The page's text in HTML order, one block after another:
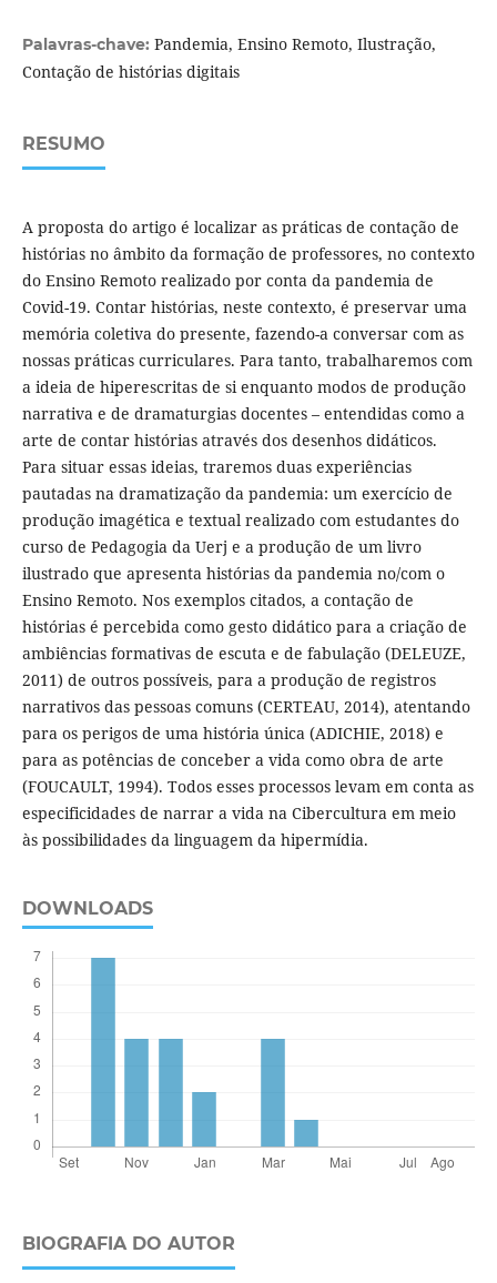
Palavras-chave: Pandemia, Ensino Remoto, Ilustração,
Contação de histórias digitais
RESUMO
A proposta do artigo é localizar as práticas de contação de
histórias no âmbito da formação de professores, no contexto
do Ensino Remoto realizado por conta da pandemia de
Covid-19. Contar histórias, neste contexto, é preservar uma
memória coletiva do presente, fazendo-a conversar com as
nossas práticas curriculares. Para tanto, trabalharemos com
a ideia de hiperescritas de si enquanto modos de produção
narrativa e de dramaturgias docentes – entendidas como a
arte de contar histórias através dos desenhos didáticos.
Para situar essas ideias, traremos duas experiências
pautadas na dramatização da pandemia: um exercício de
produção imagética e textual realizado com estudantes do
curso de Pedagogia da Uerj e a produção de um livro
ilustrado que apresenta histórias da pandemia no/com o
Ensino Remoto. Nos exemplos citados, a contação de
histórias é percebida como gesto didático para a criação de
ambiências formativas de escuta e de fabulação (DELEUZE,
2011) de outros possíveis, para a produção de registros
narrativos das pessoas comuns (CERTEAU, 2014), atentando
para os perigos de uma história única (ADICHIE, 2018) e
para as potências de conceber a vida como obra de arte
(FOUCAULT, 1994). Todos esses processos levam em conta as
especificidades de narrar a vida na Cibercultura em meio
às possibilidades da linguagem da hipermídia.
DOWNLOADS
BIOGRAFIA DO AUTOR